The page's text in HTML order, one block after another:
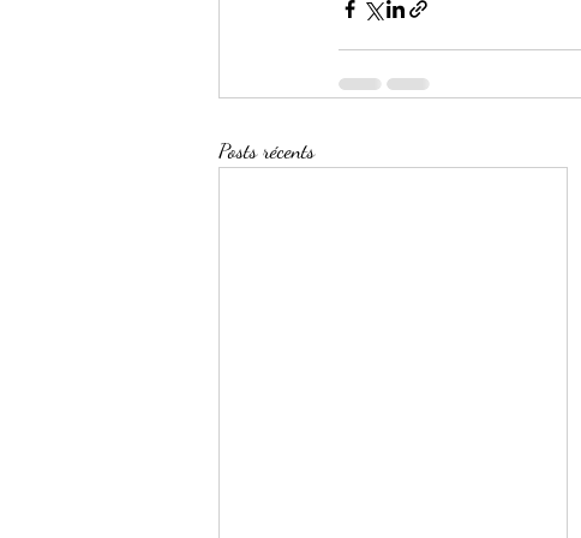
Posts récents